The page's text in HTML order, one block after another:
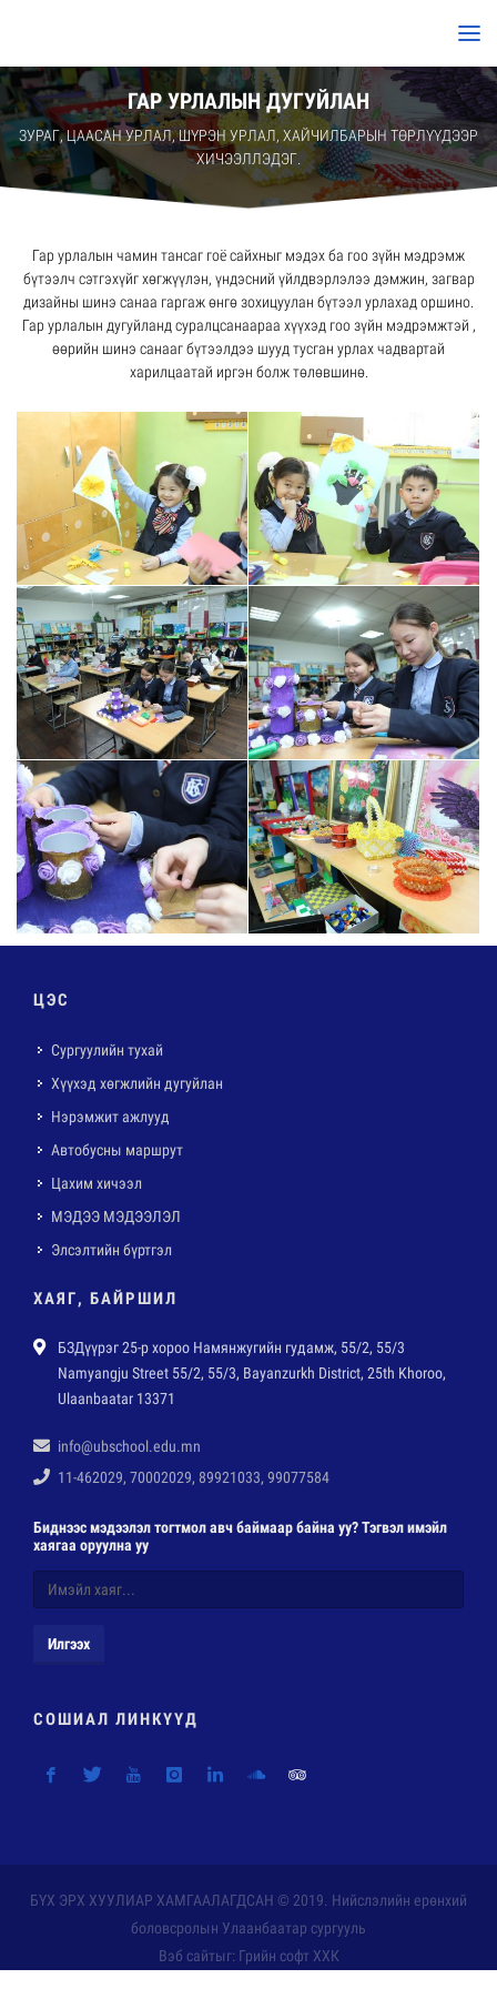
ГАР УРЛАЛЫН ДУГУЙЛАН
ЗУРАГ, ЦААСАН УРЛАЛ, ШҮРЭН УРЛАЛ, ХАЙЧИЛБАРЫН ТӨРЛҮҮДЭЭР
ХИЧЭЭЛЛЭДЭГ.
Гар урлалын чамин тансаг гоё сайхныг мэдэх ба гоо зүйн мэдрэмж
бүтээлч сэтгэхүйг хөгжүүлэн, үндэсний үйлдвэрлэлээ дэмжин, загвар
дизайны шинэ санаа гаргаж өнгө зохицуулан бүтээл урлахад оршино.
Гар урлалын дугуйланд суралцсанаараа хүүхэд гоо зүйн мэдрэмжтэй ,
өөрийн шинэ санааг бүтээлдээ шууд тусган урлах чадвартай
харилцаатай иргэн болж төлөвшинө.
ЦЭС
Сургуулийн тухай
Хүүхэд хөгжлийн дугуйлан
Нэрэмжит ажлууд
Автобусны маршрут
Цахим хичээл
МЭДЭЭ МЭДЭЭЛЭЛ
Элсэлтийн бүртгэл
ХАЯГ, БАЙРШИЛ
БЗДүүрэг 25-р хороо Намянжугийн гудамж, 55/2, 55/3
Namyangju Street 55/2, 55/3, Bayanzurkh District, 25th Khoroo,
Ulaanbaatar 13371
info@ubschool.edu.mn
11-462029, 70002029, 89921033, 99077584
Биднээс мэдээлэл тогтмол авч баймаар байна уу? Тэгвэл имэйл
хаягаа оруулна уу
Илгээх
СОШИАЛ ЛИНКҮҮД
БҮХ ЭРХ ХУУЛИАР ХАМГААЛАГДСАН © 2019. Нийслэлийн ерөнхий
боловсролын Улаанбаатар сургууль
Вэб сайтыг: Грийн софт ХХК